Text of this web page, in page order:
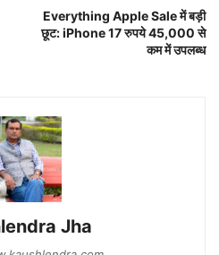
Everything Apple Sale में बड़ी
छूट: iPhone 17 रुपये 45,000 से
कम में उपलब्ध
Jha